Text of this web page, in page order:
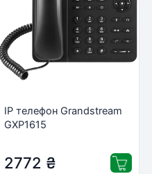
IP телефон Grandstream
GXP1615
2772 ₴